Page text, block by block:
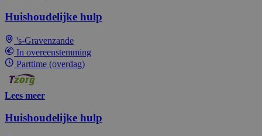
Huishoudelijke hulp
's-Gravenzande
In overeenstemming
Parttime (overdag)
Lees meer
Huishoudelijke hulp